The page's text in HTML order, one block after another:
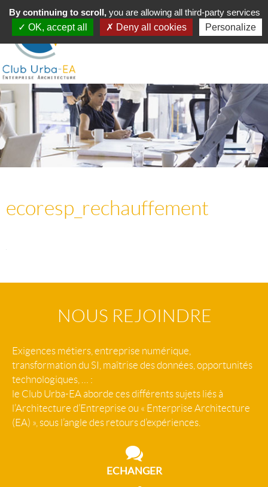
Toggle
navigation
MENU
ecoresp_rechauffement
NOUS REJOINDRE
Exigences métiers, entreprise numérique,
transformation du SI, maîtrise des données, opportunités
technologiques, … :
le Club Urba-EA aborde ces différents sujets liés à
l’Architecture d’Entreprise ou « Enterprise Architecture
(EA) », sous l’angle des retours d’expériences.
ECHANGER
By continuing to scroll, you are allowing all third-party services
OK, accept all
Deny all cookies Personalize